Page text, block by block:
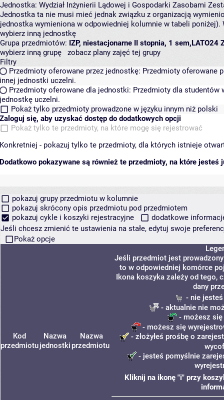
Jednostka: Wydział Inżynierii Lądowej i Gospodarki Zasobami
Jednostka ta nie musi mieć jednak związku z organizacją
jednostka wymieniona w odpowiedniej kolumnie w tabeli
wybierz inną jednostkę
Grupa przedmiotów: IZP, niestacjonarne II stopnia, 1 sem,LATO24
wybierz inną grupę
zobacz plany zajęć tej grupy
Filtry
Przedmioty oferowane przez jednostkę: Przedmioty oferowane
innej jednostki uczelni.
Przedmioty oferowane dla jednostki: Przedmioty dla studentów
jednostkę uczelni.
Pokaż tylko przedmioty prowadzone w języku innym niż polski
Zaloguj się, aby uzyskać dostęp do dodatkowych opcji
Pokaż tylko te przedmioty, na które mogę się rejestrować
Konkretniej - pokazuj tylko te przedmioty, dla których istnieje
Dodatkowo pokazywane są również te przedmioty, na które jesteś
pokazuj grupy przedmiotu w kolumnie
pokazuj skrócony opis przedmiotu pod przedmiotem
pokazuj cykle i koszyki rejestracyjne
dodatkowe
Jeśli chcesz zmienić te ustawienia na stałe, edytuj swoje
Pokaż opcje
Kod
przedmiotu
Nazwa
jednostki
Nazwa
przedmiotu
Jeśli przedmiot jest
to w odpowiedniej komórce
Ikona koszyka zależy od tego,
dany
- nie
- aktualnie nie
- możesz
- możesz się
- złożyłeś prośbę o
- jesteś pomyślnie
Kliknij na ikonę "i" przy